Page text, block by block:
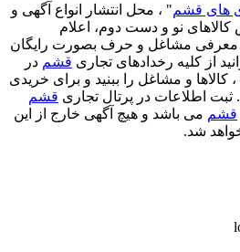
های قشم" ، محل انتشار انواع آگهی و
نو و دست‌ دوم، اعلام
معرفی مشاغل و حرف بصورت رایگان
از کلیه رخدادهای تجاری قشم در
کالاها و مشاغل را ببنید و برای خریدی
ثبت اطلاعات در پرتال تجاری قشم
قشم می باشد و هیچ آگهی خارج از این
شد.